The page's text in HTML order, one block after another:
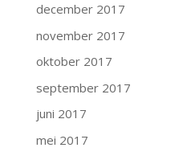
december 2017
november 2017
oktober 2017
september 2017
juni 2017
mei 2017